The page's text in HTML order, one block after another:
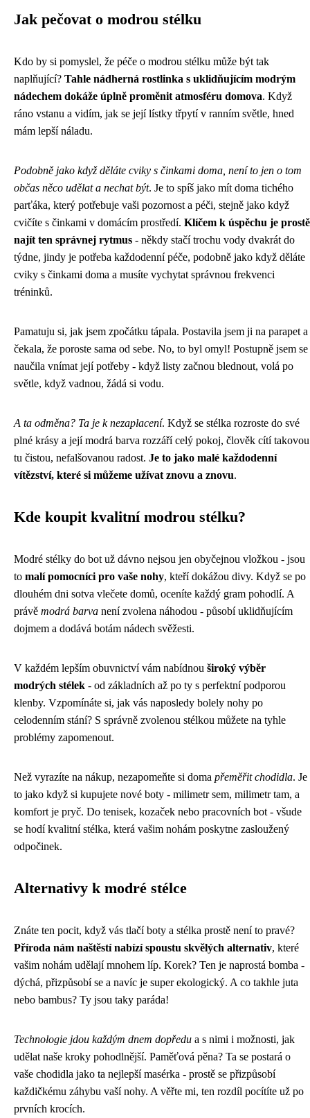
Jak pečovat o modrou stélku
Kdo by si pomyslel, že péče o modrou stélku může být tak
naplňující? Tahle nádherná rostlinka s uklidňujícím modrým
nádechem dokáže úplně proměnit atmosféru domova. Když
ráno vstanu a vidím, jak se její lístky třpytí v ranním světle, hned
mám lepší náladu.
Podobně jako když děláte cviky s činkami doma, není to jen o tom
občas něco udělat a nechat být. Je to spíš jako mít doma tichého
parťáka, který potřebuje vaši pozornost a péči, stejně jako když
cvičíte s činkami v domácím prostředí. Klíčem k úspěchu je prostě
najít ten správnej rytmus - někdy stačí trochu vody dvakrát do
týdne, jindy je potřeba každodenní péče, podobně jako když děláte
cviky s činkami doma a musíte vychytat správnou frekvenci
tréninků.
Pamatuju si, jak jsem zpočátku tápala. Postavila jsem ji na parapet a
čekala, že poroste sama od sebe. No, to byl omyl! Postupně jsem se
naučila vnímat její potřeby - když listy začnou blednout, volá po
světle, když vadnou, žádá si vodu.
A ta odměna? Ta je k nezaplacení. Když se stélka rozroste do své
plné krásy a její modrá barva rozzáří celý pokoj, člověk cítí takovou
tu čistou, nefalšovanou radost. Je to jako malé každodenní
vítězství, které si můžeme užívat znovu a znovu.
Kde koupit kvalitní modrou stélku?
Modré stélky do bot už dávno nejsou jen obyčejnou vložkou - jsou
to malí pomocníci pro vaše nohy, kteří dokážou divy. Když se po
dlouhém dni sotva vlečete domů, oceníte každý gram pohodlí. A
právě modrá barva není zvolena náhodou - působí uklidňujícím
dojmem a dodává botám nádech svěžesti.
V každém lepším obuvnictví vám nabídnou široký výběr
modrých stélek - od základních až po ty s perfektní podporou
klenby. Vzpomínáte si, jak vás naposledy bolely nohy po
celodenním stání? S správně zvolenou stélkou můžete na tyhle
problémy zapomenout.
Než vyrazíte na nákup, nezapomeňte si doma přeměřit chodidla. Je
to jako když si kupujete nové boty - milimetr sem, milimetr tam, a
komfort je pryč. Do tenisek, kozaček nebo pracovních bot - všude
se hodí kvalitní stélka, která vašim nohám poskytne zasloužený
odpočinek.
Alternativy k modré stélce
Znáte ten pocit, když vás tlačí boty a stélka prostě není to pravé?
Příroda nám naštěstí nabízí spoustu skvělých alternativ, které
vašim nohám udělají mnohem líp. Korek? Ten je naprostá bomba -
dýchá, přizpůsobí se a navíc je super ekologický. A co takhle juta
nebo bambus? Ty jsou taky paráda!
Technologie jdou každým dnem dopředu a s nimi i možnosti, jak
udělat naše kroky pohodlnější. Paměťová pěna? Ta se postará o
vaše chodidla jako ta nejlepší masérka - prostě se přizpůsobí
každičkému záhybu vaší nohy. A věřte mi, ten rozdíl pocítíte už po
prvních krocích.